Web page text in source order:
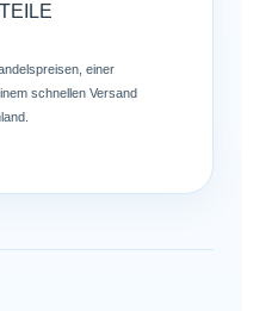
einer
schnellen Versand